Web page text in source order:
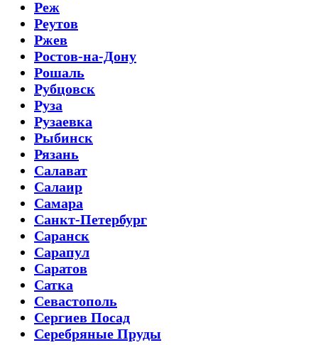
Реж
Реутов
Ржев
Ростов-на-Дону
Рошаль
Рубцовск
Руза
Рузаевка
Рыбинск
Рязань
Салават
Салаир
Самара
Санкт-Петербург
Саранск
Сарапул
Саратов
Сатка
Севастополь
Сергиев Посад
Серебряные Пруды